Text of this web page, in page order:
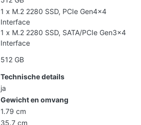
1 x M.2 2280 SSD, PCIe Gen4x4
Interface
1 x M.2 2280 SSD, SATA/PCIe Gen3x4
Interface
512 GB
Technische details
ja
Gewicht en omvang
1.79 cm
35.7 cm